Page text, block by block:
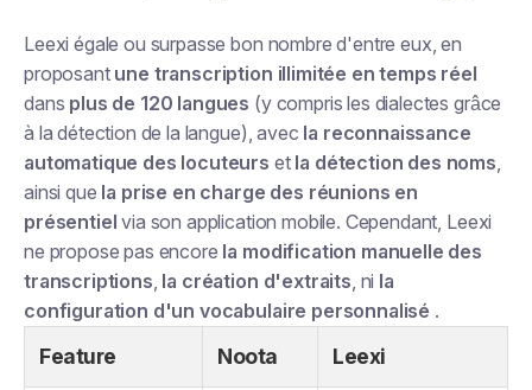
Leexi égale ou surpasse bon nombre d'entre eux, en
proposant une transcription illimitée en temps réel
dans plus de 120 langues (y compris les dialectes grâce
à la détection de la langue), avec la reconnaissance
automatique des locuteurs et la détection des noms,
ainsi que la prise en charge des réunions en
présentiel via son application mobile. Cependant, Leexi
ne propose pas encore la modification manuelle des
transcriptions, la création d'extraits, ni la
configuration d'un vocabulaire personnalisé .
Feature Noota Leexi